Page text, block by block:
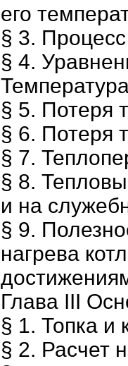
его
§ 3.
§ 4.
§ 5. Потеря
§ 6. Потеря
§ 7.
§ 8.
и на
§ 9.
нагрева
Глава III
§ 1. Топка и
§ 2. Расчет